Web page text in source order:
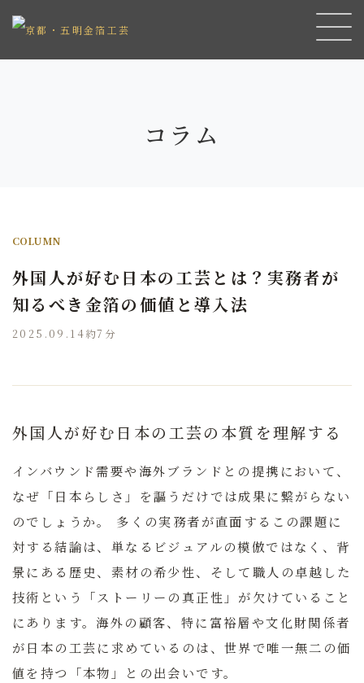
コラム
COLUMN
外国人が好む日本の工芸とは？実務者が
知るべき金箔の価値と導入法
2025.09.14約7分
外国人が好む日本の工芸の本質を理解する
インバウンド需要や海外ブランドとの提携において、
なぜ「日本らしさ」を謳うだけでは成果に繋がらない
のでしょうか。
多くの実務者が直面するこの課題に
対する結論は、単なるビジュアルの模倣ではなく、背
景にある歴史、素材の希少性、そして職人の卓越した
技術という「ストーリーの真正性」が欠けていること
にあります。海外の顧客、特に富裕層や文化財関係者
が日本の工芸に求めているのは、世界で唯一無二の価
値を持つ「本物」との出会いです。